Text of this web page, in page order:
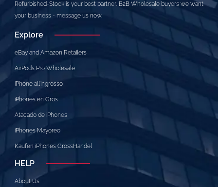
Refurbished-Stock is your best partner. B2B Wholesale buyers we want
your business - message us now.
Explore
eBay and Amazon Retailers
AirPods Pro Wholesale
iPhone all’ingrosso
iPhones en Gros
Atacado de iPhones
iPhones Mayoreo
Kaufen iPhones GrossHandel
HELP
About Us